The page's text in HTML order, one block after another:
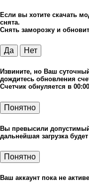
Если вы хотите скачать
снята.
Снять заморозку и
Да Нет
Извините, но Ваш
дождитесь обновления
Счетчик обнуляется в
Понятно
Вы превысили
дальнейшая загрузка
Понятно
Ваш аккаунт пока не